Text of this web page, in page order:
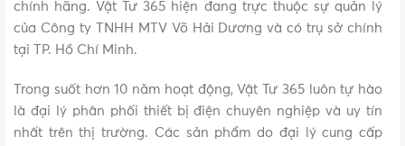
chính hãng. Vật Tư 365 hiện đang trực thuộc sự quản lý
của Công ty TNHH MTV Võ Hải Dương và có trụ sở chính
tại TP. Hồ Chí Minh.
Trong suốt hơn 10 năm hoạt động, Vật Tư 365 luôn tự hào
là đại lý phân phối thiết bị điện chuyên nghiệp và uy tín
nhất trên thị trường. Các sản phẩm do đại lý cung cấp